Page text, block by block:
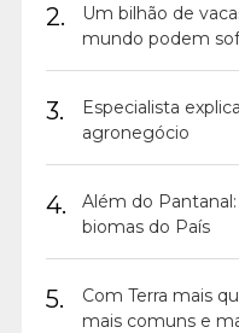
2.
Um bilhão de
mundo podem
3.
Especialista
agronegócio
4.
Além do
biomas do País
5.
Com Terra mais
mais comuns e